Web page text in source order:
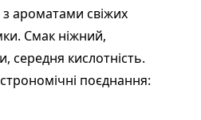
ароматами свіжих
Смак ніжний,
середня кислотність.
поєднання: